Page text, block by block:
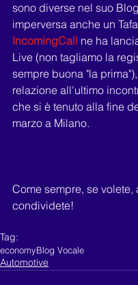
sono diverse nel suo
imperversa anche un
IncomingCall ne ha
Live (non tagliamo la
sempre buona "la
relazione all'ultimo
che si è tenuto alla fine
marzo a Milano.
Come sempre, se volete,
condividete!
Tag:
economyBlog Vocale
Automotive